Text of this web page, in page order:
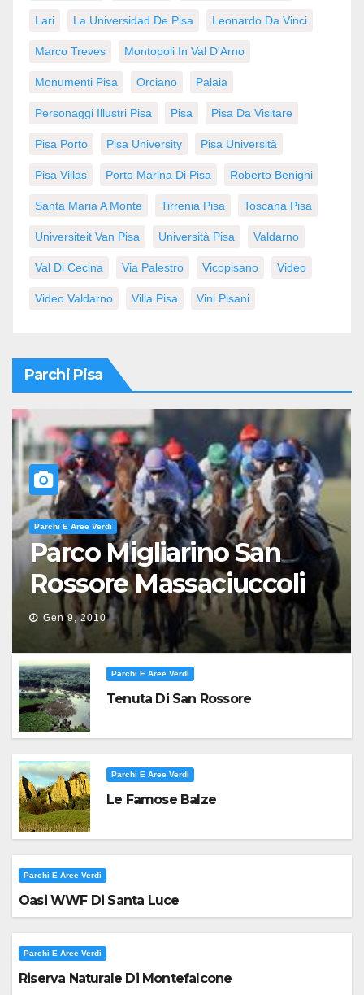
Lari La Universidad De Pisa Leonardo Da Vinci
Marco Treves Montopoli In Val D'Arno
Monumenti Pisa Orciano Palaia
Personaggi Illustri Pisa Pisa Pisa Da Visitare
Pisa Porto Pisa University Pisa Università
Pisa Villas Porto Marina Di Pisa Roberto Benigni
Santa Maria A Monte Tirrenia Pisa Toscana Pisa
Universiteit Van Pisa Università Pisa Valdarno
Val Di Cecina Via Palestro Vicopisano Video
Video Valdarno Villa Pisa Vini Pisani
Parchi Pisa
Parchi E Aree Verdi
Parco Migliarino San
Rossore Massaciuccoli
Gen 9, 2010
Parchi E Aree Verdi
Tenuta Di San Rossore
Parchi E Aree Verdi
Le Famose Balze
Parchi E Aree Verdi
Oasi WWF Di Santa Luce
Parchi E Aree Verdi
Riserva Naturale Di Montefalcone